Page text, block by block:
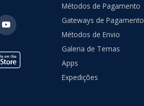
Métodos de Pagamento
Gateways de Pagamento
Métodos de Envio
Galeria de Temas
Apps
Expedições